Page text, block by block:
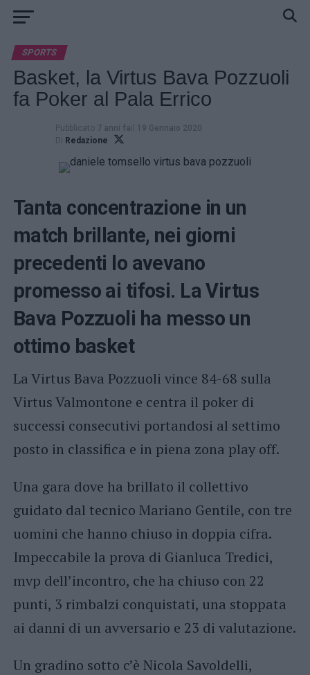
SPORTS
Basket, la Virtus Bava Pozzuoli
fa Poker al Pala Errico
Pubblicato 7 anni fail 19 Gennaio 2020
Di Redazione
Tanta concentrazione in un
match brillante, nei giorni
precedenti lo avevano
promesso ai tifosi. La Virtus
Bava Pozzuoli ha messo un
ottimo basket
La Virtus Bava Pozzuoli vince 84-68 sulla
Virtus Valmontone e centra il poker di
successi consecutivi portandosi al settimo
posto in classifica e in piena zona play off.
Una gara dove ha brillato il collettivo
guidato dal tecnico Mariano Gentile, con tre
uomini che hanno chiuso in doppia cifra.
Impeccabile la prova di Gianluca Tredici,
mvp dell’incontro, che ha chiuso con 22
punti, 3 rimbalzi conquistati, una stoppata
ai danni di un avversario e 23 di valutazione.
Un gradino sotto c’è Nicola Savoldelli,